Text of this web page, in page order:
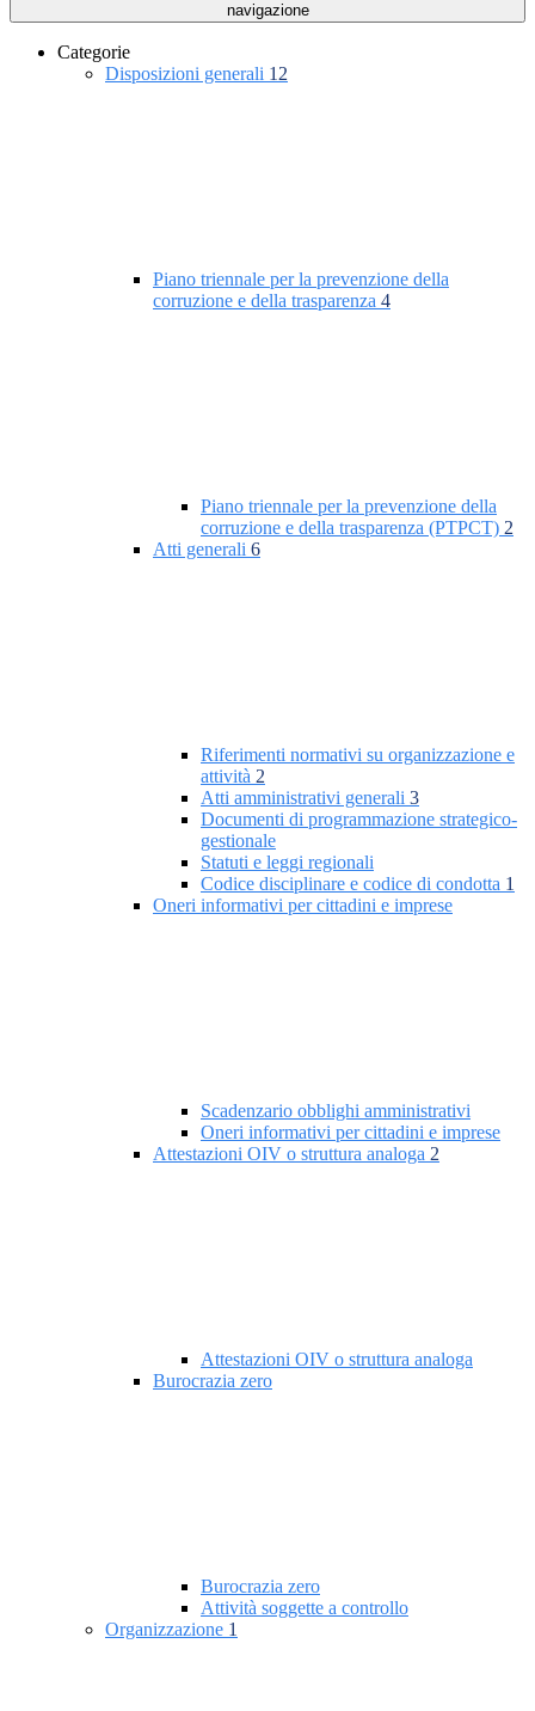
navigazione
Categorie
Disposizioni generali 12
Piano triennale per la prevenzione della
corruzione e della trasparenza 4
Piano triennale per la prevenzione della
corruzione e della trasparenza (PTPCT) 2
Atti generali 6
Riferimenti normativi su organizzazione e
attività 2
Atti amministrativi generali 3
Documenti di programmazione strategico-
gestionale
Statuti e leggi regionali
Codice disciplinare e codice di condotta 1
Oneri informativi per cittadini e imprese
Scadenzario obblighi amministrativi
Oneri informativi per cittadini e imprese
Attestazioni OIV o struttura analoga 2
Attestazioni OIV o struttura analoga
Burocrazia zero
Burocrazia zero
Attività soggette a controllo
Organizzazione 1